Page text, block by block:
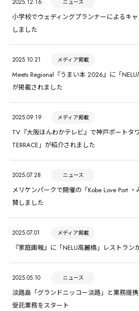
2025.12.16 ニュース
小学校でウェディングプランナーによるキ
しました
2025.10.21 メディア掲載
Meets Regional『うまい本 2026』に「
が掲載されました
2025.09.19 メディア掲載
TV『大阪ほんわかテレビ』で神戸ポートタ
TERRACE」が紹介されました
2025.07.28 ニュース
メリケンパークで開催の「Kobe Love Port
賛しました
2025.07.01 メディア掲載
『家庭画報』に「NELU高麗橋」レストラン
2025.05.10 ニュース
淡路島「グランドニッコー淡路」と業務提
受託業務をスタート